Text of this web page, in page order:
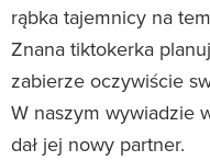
rąbka tajemnicy na
Znana tiktokerka
zabierze oczywiście
W naszym wywiadzie
dał jej nowy partner.